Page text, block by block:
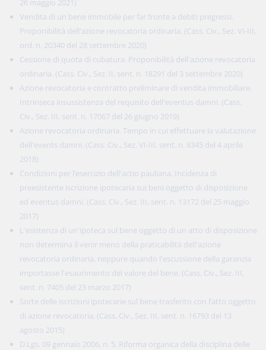
26 maggio 2021)
Vendita di un bene immobile per far fronte a debiti pregressi.
Proponibilità dell'azione revocatoria ordinaria. (Cass. Civ., Sez. VI-III,
ord. n. 20340 del 28 settembre 2020)
Cessione di quota di cubatura. Proponibilità dell'azione revocatoria
ordinaria. (Cass. Civ., Sez. II, sent. n. 18291 del 3 settembre 2020)
Azione revocatoria e contratto preliminare di vendita immobiliare.
Intrinseca insussistenza del requisito dell'eventus damni. (Cass.
Civ., Sez. III, sent. n. 17067 del 26 giugno 2019)
Azione revocatoria ordinaria. Tempo in cui effettuare la valutazione
dell'events damni. (Cass. Civ., Sez. VI-III, sent. n. 8345 del 4 aprile
2018)
Condizioni per l’esercizio dell'actio pauliana. Incidenza di
preesistente iscrizione ipotecaria sui beni oggetto di disposizione
ed eventus damni. (Cass. Civ., Sez. III, sent. n. 13172 del 25 maggio
2017)
L'esistenza di un'ipoteca sul bene oggetto di un atto di disposizione
non determina il venir meno della praticabilità dell'azione
revocatoria ordinaria, neppure quando l'escussione della garanzia
importasse l'esaurimento del valore del bene. (Cass. Civ., Sez. III,
sent. n. 7405 del 23 marzo 2017)
Sorte delle iscrizioni ipotecarie sul bene trasferito con l’atto oggetto
di azione revocatoria. (Cass. Civ., Sez. III, sent. n. 16793 del 13
agosto 2015)
D.Lgs. 09 gennaio 2006, n. 5. Riforma organica della disciplina delle